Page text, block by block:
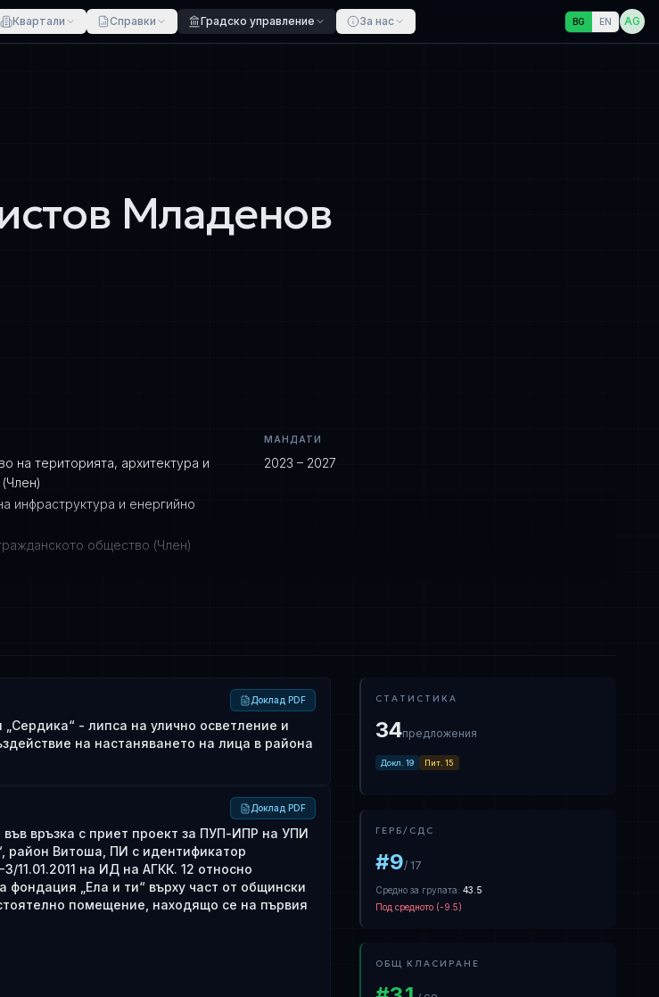
Квартали Справки Градско управление За нас BG EN AG
Младенов
на територията, архитектура и
инфраструктура и енергийно
общество (Член)
МАНДАТИ
2023 – 2027
Доклад PDF
„Сердика“ - липса на улично осветление и
на настаняването на лица в района
Доклад PDF
връзка с приет проект за ПУП-ИПР на УПИ
район Витоша, ПИ с идентификатор
на ИД на АГКК. 12 относно
фондация „Ела и ти“ върху част от общински
помещение, находящо се на първия
СТАТИСТИКА
34предложения
Докл. 19 Пит. 15
ГЕРБ/СДС
#9/ 17
Средно за групата: 43.5
Под средното(-9.5)
ОБЩ КЛАСИРАНЕ